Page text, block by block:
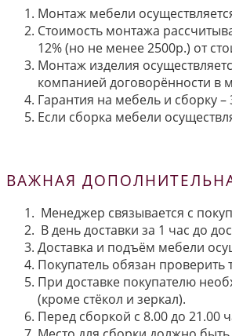
Монтаж мебели
Стоимость монтажа
12% (но не менее 2500р.) от
Монтаж изделия
компанией договорённости в
Гарантия на мебель и сборку –
Если сборка мебели
ВАЖНАЯ
Менеджер связывается с
В день доставки за 1 час до
Доставка и подъём мебели
Покупатель обязан проверить
При доставке покупателю
(кроме стёкол и зеркал).
Перед сборкой с 8.00 до 21.00